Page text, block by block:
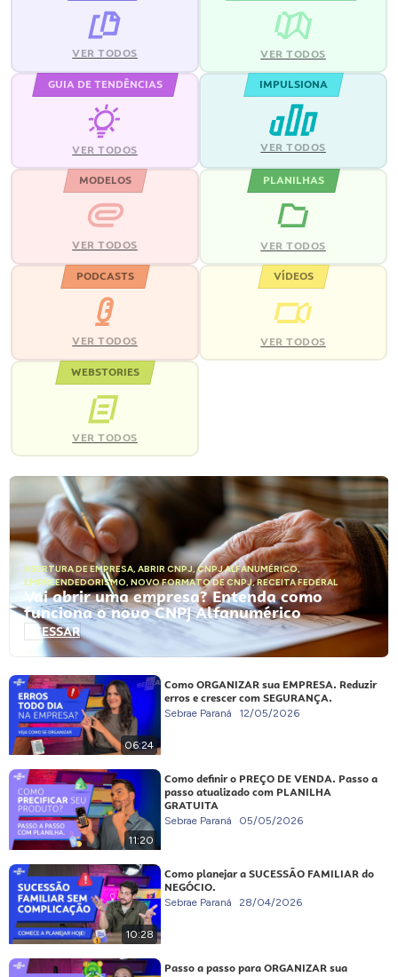
VER TODOS VER TODOS
GUIA DE TENDÊNCIAS
VER TODOS
IMPULSIONA
VER TODOS
MODELOS
VER TODOS
PLANILHAS
VER TODOS
PODCASTS
VER TODOS
VÍDEOS
VER TODOS
WEBSTORIES
VER TODOS
ABERTURA DE EMPRESA, ABRIR CNPJ,CNPJ ALFANUMÉRICO,
EMPREENDEDORISMO, NOVO FORMATO DE CNPJ,RECEITA FEDERAL
Vai abrir uma empresa? Entenda como
funciona o novo CNPJ Alfanumérico
ACESSAR
06:24
Como ORGANIZAR sua EMPRESA. Reduzir
erros e crescer com SEGURANÇA.
Sebrae Paraná 12/05/2026
11:20
Como definir o PREÇO DE VENDA. Passo a
passo atualizado com PLANILHA
GRATUITA
Sebrae Paraná 05/05/2026
10:28
Como planejar a SUCESSÃO FAMILIAR do
NEGÓCIO.
Sebrae Paraná 28/04/2026
Passo a passo para ORGANIZAR sua